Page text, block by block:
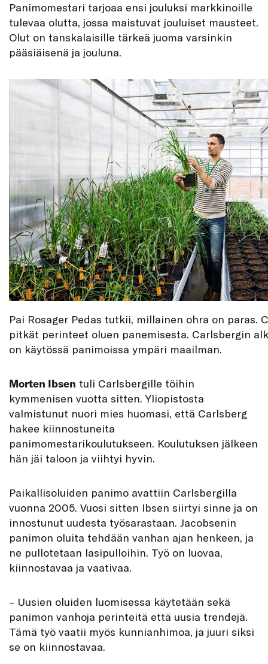
Panimomestari tarjoaa ensi jouluksi markkinoille
tulevaa olutta, jossa maistuvat jouluiset mausteet.
Olut on tanskalaisille tärkeä juoma varsinkin
pääsiäisenä ja jouluna.
Pai Rosager Pedas tutkii, millainen ohra on paras.
pitkät perinteet oluen panemisesta. Carlsbergin
on käytössä panimoissa ympäri maailman.
Morten Ibsen tuli Carlsbergille töihin
kymmenisen vuotta sitten. Yliopistosta
valmistunut nuori mies huomasi, että Carlsberg
hakee kiinnostuneita
panimomestarikoulutukseen. Koulutuksen jälkeen
hän jäi taloon ja viihtyi hyvin.
Paikallisoluiden panimo avattiin Carlsbergilla
vuonna 2005. Vuosi sitten Ibsen siirtyi sinne ja on
innostunut uudesta työsarastaan. Jacobsenin
panimon oluita tehdään vanhan ajan henkeen, ja
ne pullotetaan lasipulloihin. Työ on luovaa,
kiinnostavaa ja vaativaa.
– Uusien oluiden luomisessa käytetään sekä
panimon vanhoja perinteitä että uusia trendejä.
Tämä työ vaatii myös kunnianhimoa, ja juuri siksi
se on kiinnostavaa.